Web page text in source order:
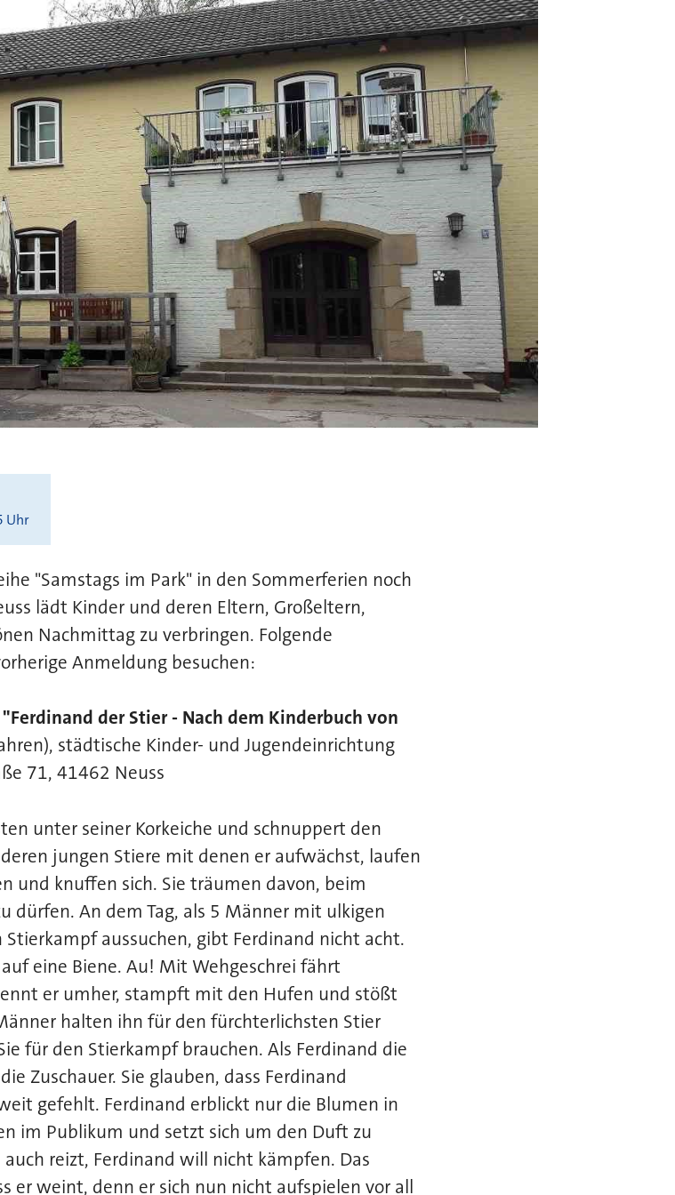
Uhr
"Samstags im Park" in den Sommerferien noch
lädt Kinder und deren Eltern, Großeltern,
Nachmittag zu verbringen. Folgende
Anmeldung besuchen:
"Ferdinand der Stier - Nach dem Kinderbuch von
städtische Kinder- und Jugendeinrichtung
71, 41462 Neuss
unter seiner Korkeiche und schnuppert den
jungen Stiere mit denen er aufwächst, laufen
und knuffen sich. Sie träumen davon, beim
dürfen. An dem Tag, als 5 Männer mit ulkigen
aussuchen, gibt Ferdinand nicht acht.
eine Biene. Au! Mit Wehgeschrei fährt
er umher, stampft mit den Hufen und stößt
halten ihn für den fürchterlichsten Stier
für den Stierkampf brauchen. Als Ferdinand die
Zuschauer. Sie glauben, dass Ferdinand
gefehlt. Ferdinand erblickt nur die Blumen in
im Publikum und setzt sich um den Duft zu
auch reizt, Ferdinand will nicht kämpfen. Das
er weint, denn er sich nun nicht aufspielen vor all